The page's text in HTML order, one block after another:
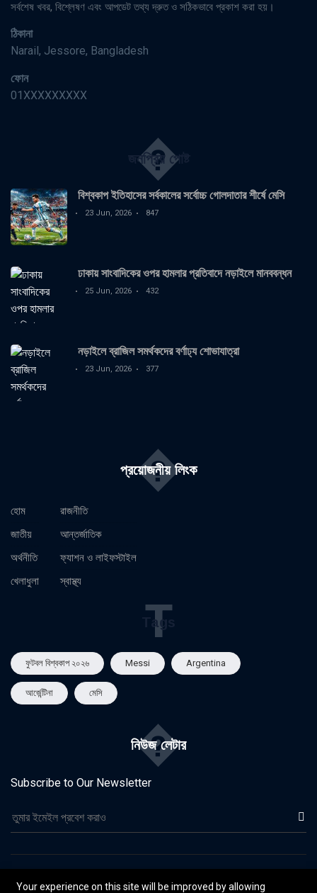
সর্বশেষ খবর, বিশ্লেষণ এবং আপডেট তথ্য দ্রুত ও সঠিকভাবে প্রকাশ করা হয়।
ঠিকানা
Narail, Jessore, Bangladesh
ফোন
01XXXXXXXXX
জনপ্রিয় পোষ্ট
�
বিশ্বকাপ ইতিহাসের সর্বকালের সর্বোচ্চ গোলদাতার শীর্ষে মেসি
23 Jun, 2026 847
ঢাকায় সাংবাদিকের ওপর হামলার প্রতিবাদে নড়াইলে মানববন্ধন
25 Jun, 2026 432
নড়াইলে ব্রাজিল সমর্থকদের বর্ণাঢ্য শোভাযাত্রা
23 Jun, 2026 377
প্রয়োজনীয় লিংক
�
হোম
জাতীয়
অর্থনীতি
খেলাধুলা
রাজনীতি
আন্তর্জাতিক
ফ্যাশন ও লাইফস্টাইল
স্বাস্থ্য
Tags
T
ফুটবল বিশ্বকাপ ২০২৬ Messi Argentina
আর্জেন্টিনা মেসি
নিউজ লেটার
�
Subscribe to Our Newsletter
©২০২৬ দৈনিক ওশান | নির্মাণ করছেন Cyber 32
Your experience on this site will be improved by allowing